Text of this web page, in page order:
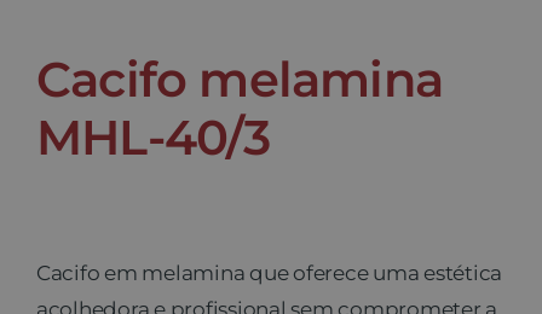
Cacifo melamina
MHL-40/3
Cacifo em melamina que oferece uma estética